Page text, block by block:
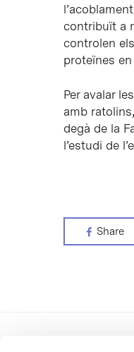
contribuït a
controlen
proteïnes
Per avalar
amb
degà de la
l’estudi de
Share